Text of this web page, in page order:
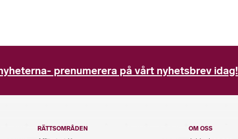
prenumerera på vårt nyhetsbrev idag!
RÄTTSOMRÅDEN OM OSS